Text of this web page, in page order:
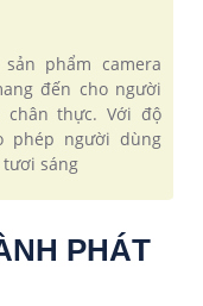
phẩm camera
đến cho người
thực. Với độ
phép người dùng
sáng
PHÁT